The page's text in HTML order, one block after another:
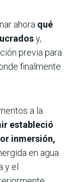
ahora qué
y,
previa para
finalmente
a la
estableció
inmersión,
en agua
y el